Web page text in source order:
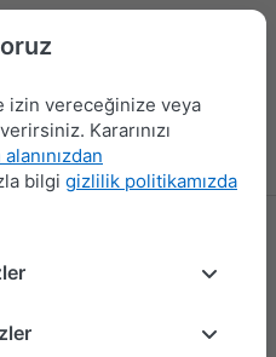
Favori Listesi
izin vereceğinize veya
Kararınızı
bilgi gizlilik politikamızda